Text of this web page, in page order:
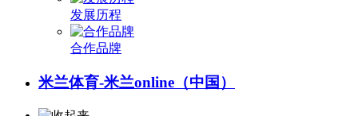
发展历程
合作品牌
米兰体育-米兰online（中国）